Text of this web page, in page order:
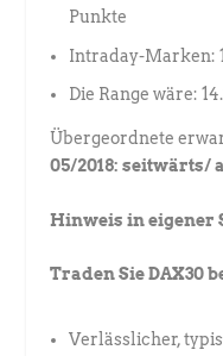
Punkte
Intraday-Marken:
Die Range wäre:
Übergeordnete
05/2018: seitwärts/
Hinweis in eigener
Traden Sie DAX30
Verlässlicher,